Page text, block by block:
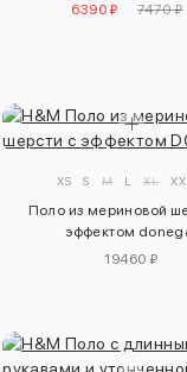
6390 ₽
7470 ₽
XS S M L XL XXL
Поло из мериновой
эффектом
19460 ₽